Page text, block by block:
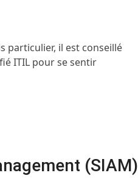
particulier, il est conseillé
ITIL pour se sentir
(SIAM)